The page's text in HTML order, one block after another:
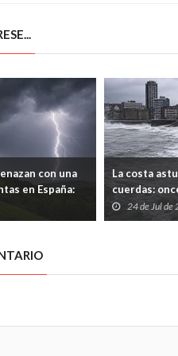
con una
en España:
y riesgo puntual
La costa
cuerdas:
más de un
temporales
24 de Jul de